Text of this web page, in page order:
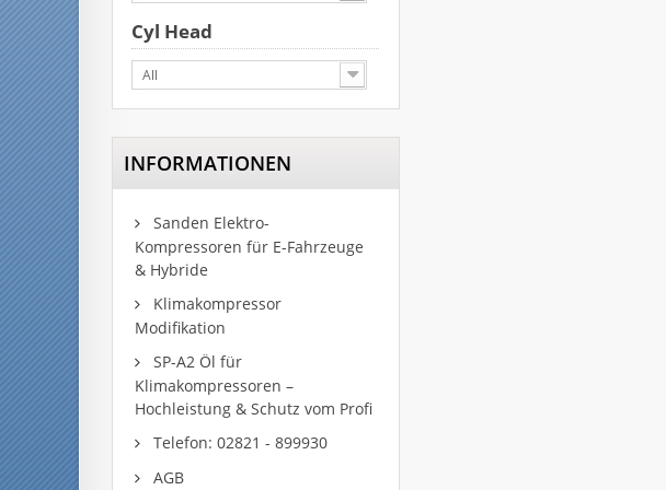
Cyl Head
All
INFORMATIONEN
Sanden Elektro-
Kompressoren für E-Fahrzeuge
& Hybride
Klimakompressor
Modifikation
SP-A2 Öl für
Klimakompressoren –
Hochleistung & Schutz vom Profi
Telefon: 02821 - 899930
AGB